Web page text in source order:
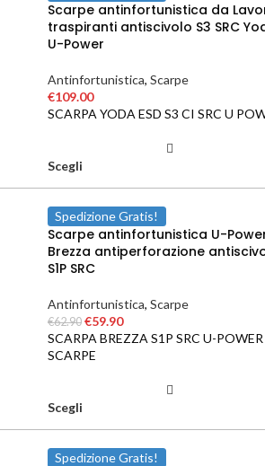
Scarpe antinfortunistica da
traspiranti antiscivolo S3 SRC
U-Power
Antinfortunistica, Scarpe
€109.00
SCARPA YODA ESD S3 CI SRC U
Scegli
Spedizione Gratis!
Scarpe antinfortunistica U-
Brezza antiperforazione
S1P SRC
Antinfortunistica, Scarpe
€62.90 €59.90
SCARPA BREZZA S1P SRC U-POWER
SCARPE
Scegli
Spedizione Gratis!